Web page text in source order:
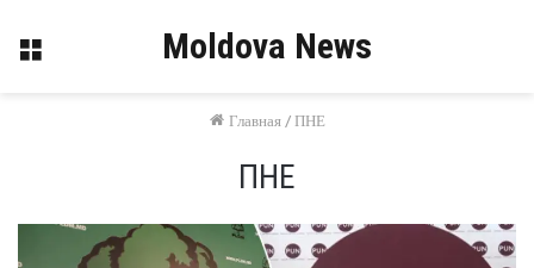
Меню Moldova News
Главная / ПНЕ
ПНЕ